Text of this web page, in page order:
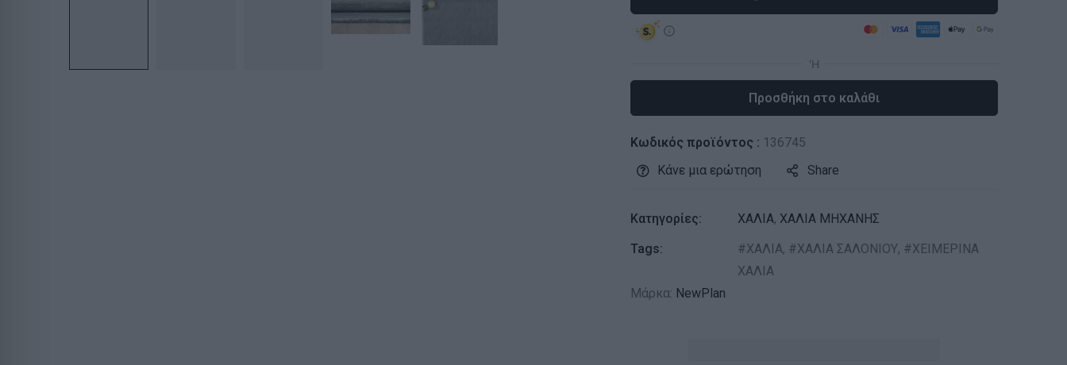
Προσθήκη στο καλάθι
Κωδικός προϊόντος : 136745
Κάνε μια ερώτηση
Share
Κατηγορίες: ΧΑΛΙΑ, ΧΑΛΙΑ ΜΗΧΑΝΗΣ
Tags:
ΧΑΛΙΑ, ΧΑΛΙΑ ΣΑΛΟΝΙΟΥ,
ΧΕΙΜΕΡΙΝΑ
ΧΑΛΙΑ
Μάρκα: NewPlan